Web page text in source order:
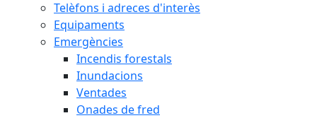
Telèfons i adreces d'interès
Equipaments
Emergències
Incendis forestals
Inundacions
Ventades
Onades de fred